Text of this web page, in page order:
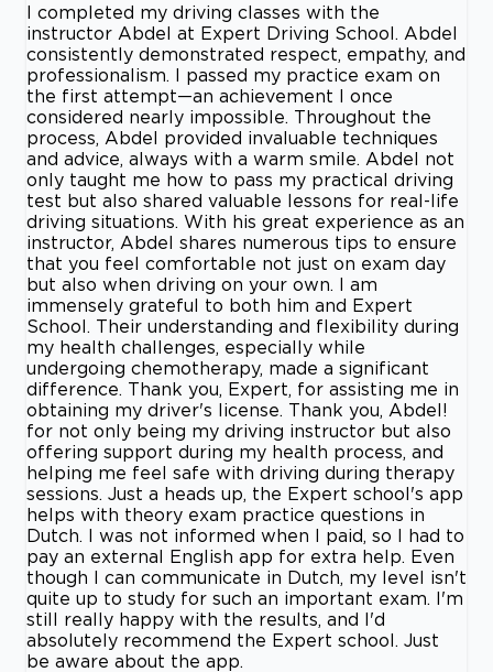
I completed my driving classes with the
instructor Abdel at Expert Driving School. Abdel
consistently demonstrated respect, empathy, and
professionalism. I passed my practice exam on
the first attempt—an achievement I once
considered nearly impossible. Throughout the
process, Abdel provided invaluable techniques
and advice, always with a warm smile. Abdel not
only taught me how to pass my practical driving
test but also shared valuable lessons for real-life
driving situations. With his great experience as an
instructor, Abdel shares numerous tips to ensure
that you feel comfortable not just on exam day
but also when driving on your own. I am
immensely grateful to both him and Expert
School. Their understanding and flexibility during
my health challenges, especially while
undergoing chemotherapy, made a significant
difference. Thank you, Expert, for assisting me in
obtaining my driver's license. Thank you, Abdel!
for not only being my driving instructor but also
offering support during my health process, and
helping me feel safe with driving during therapy
sessions. Just a heads up, the Expert school's app
helps with theory exam practice questions in
Dutch. I was not informed when I paid, so I had to
pay an external English app for extra help. Even
though I can communicate in Dutch, my level isn't
quite up to study for such an important exam. I'm
still really happy with the results, and I'd
absolutely recommend the Expert school. Just
be aware about the app.